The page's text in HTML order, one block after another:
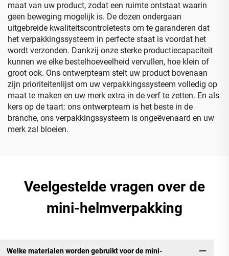
maat van uw product, zodat een ruimte ontstaat waarin
geen beweging mogelijk is. De dozen ondergaan
uitgebreide kwaliteitscontroletests om te garanderen dat
het verpakkingssysteem in perfecte staat is voordat het
wordt verzonden. Dankzij onze sterke productiecapaciteit
kunnen we elke bestelhoeveelheid vervullen, hoe klein of
groot ook. Ons ontwerpteam stelt uw product bovenaan
zijn prioriteitenlijst om uw verpakkingssysteem volledig op
maat te maken en uw merk extra in de verf te zetten. En als
kers op de taart: ons ontwerpteam is het beste in de
branche, ons verpakkingssysteem is ongeëvenaard en uw
merk zal bloeien.
Veelgestelde vragen over de
mini-helmverpakking
Welke materialen worden gebruikt voor de mini-